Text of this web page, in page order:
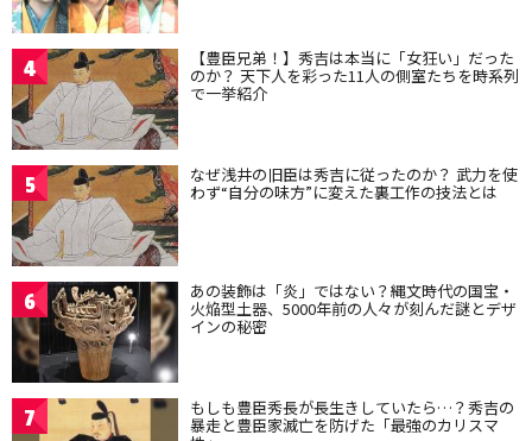
4 【豊臣兄弟！】秀吉は本当に「女狂い」だった
のか？ 天下人を彩った11人の側室たちを時系列
で一挙紹介
5 なぜ浅井の旧臣は秀吉に従ったのか？ 武力を使
わず“自分の味方”に変えた裏工作の技法とは
6 あの装飾は「炎」ではない？縄文時代の国宝・
火焔型土器、5000年前の人々が刻んだ謎とデザ
インの秘密
7 もしも豊臣秀長が長生きしていたら…？秀吉の
暴走と豊臣家滅亡を防げた「最強のカリスマ